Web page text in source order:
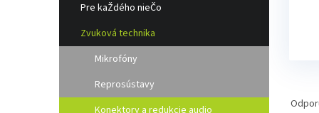
Pre kaŽdého nieČo
Zvuková technika
Mikrofóny
Reprosústavy
Konektory a redukcie audio